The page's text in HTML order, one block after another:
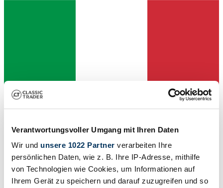
Verantwortungsvoller Umgang mit Ihren Daten
Wir und unsere 1022 Partner verarbeiten Ihre
persönlichen Daten, wie z. B. Ihre IP-Adresse, mithilfe
von Technologien wie Cookies, um Informationen auf
Ihrem Gerät zu speichern und darauf zuzugreifen und so
Concessionnaires
Cette annonce a expiré